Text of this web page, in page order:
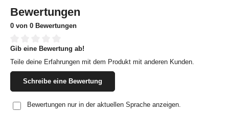
Bewertungen
0 von 0 Bewertungen
Durchschnittliche Bewertung von 0 von 5 Sternen
Gib eine Bewertung ab!
Teile deine Erfahrungen mit dem Produkt mit anderen Kunden.
Schreibe eine Bewertung
Bewertungen nur in der aktuellen Sprache anzeigen.